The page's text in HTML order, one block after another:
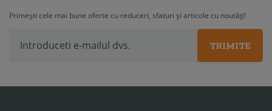
Primești cele mai bune oferte cu reduceri, sfaturi și articole cu noutăți!
TRIMITE